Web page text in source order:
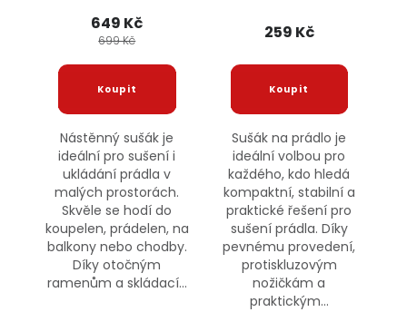
649 Kč
699 Kč
Nástěnný sušák je
ideální pro sušení i
ukládání prádla v
malých prostorách.
Skvěle se hodí do
koupelen, prádelen, na
balkony nebo chodby.
Díky otočným
ramenům a skládací...
259 Kč
Sušák na prádlo je
ideální volbou pro
každého, kdo hledá
kompaktní, stabilní a
praktické řešení pro
sušení prádla. Díky
pevnému provedení,
protiskluzovým
nožičkám a
praktickým...